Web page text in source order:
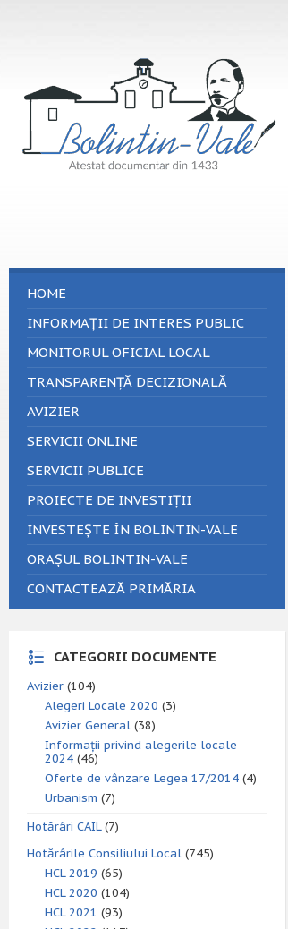
HOME
INFORMAȚII DE INTERES PUBLIC
MONITORUL OFICIAL LOCAL
TRANSPARENȚĂ DECIZIONALĂ
AVIZIER
SERVICII ONLINE
SERVICII PUBLICE
PROIECTE DE INVESTIȚII
INVESTEȘTE ÎN BOLINTIN-VALE
ORAȘUL BOLINTIN-VALE
CONTACTEAZĂ PRIMĂRIA
CATEGORII DOCUMENTE
Avizier (104)
Alegeri Locale 2020 (3)
Avizier General (38)
Informații privind alegerile locale
2024 (46)
Oferte de vânzare Legea 17/2014 (4)
Urbanism (7)
Hotărâri CAIL(7)
Hotărârile Consiliului Local (745)
HCL 2019 (65)
HCL 2020 (104)
HCL 2021 (93)